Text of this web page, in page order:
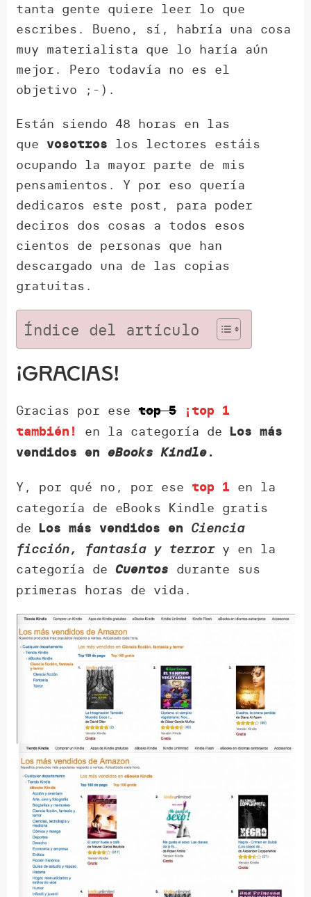
tanta gente quiere leer lo que
escribes. Bueno, sí, habría una cosa
muy materialista que lo haría aún
mejor. Pero todavía no es el
objetivo ;-).
Están siendo 48 horas en las
que vosotros los lectores estáis
ocupando la mayor parte de mis
pensamientos. Y por eso quería
dedicaros este post, para poder
deciros dos cosas a todos esos
cientos de personas que han
descargado una de las copias
gratuitas.
Índice del artículo
¡GRACIAS!
Gracias por esetop 5
¡top 1
también!
en la categoría de Los más
vendidos en eBooks Kindle.
Y, por qué no, por ese top 1 en la
categoría de eBooks Kindle gratis
de Los más vendidos en Ciencia
ficción, fantasía y terror y en la
categoría deCuentos durante sus
primeras horas de vida.